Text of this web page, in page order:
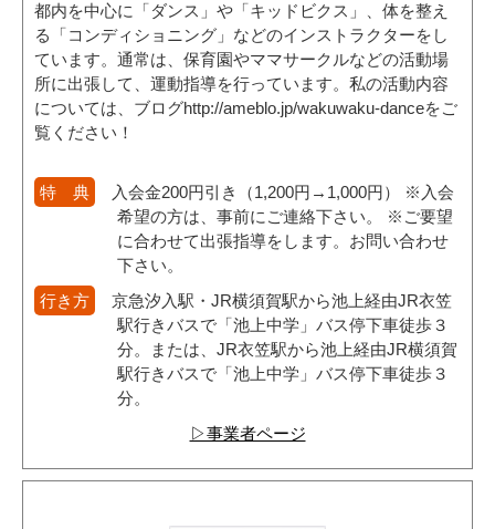
都内を中心に「ダンス」や「キッドビクス」、体を整え
る「コンディショニング」などのインストラクターをし
ています。通常は、保育園やママサークルなどの活動場
所に出張して、運動指導を行っています。私の活動内容
については、ブログhttp://ameblo.jp/wakuwaku-danceをご
覧ください！
特 典
入会金200円引き（1,200円→1,000円） ※入会
希望の方は、事前にご連絡下さい。 ※ご要望
に合わせて出張指導をします。お問い合わせ
下さい。
行き方
京急汐入駅・JR横須賀駅から池上経由JR衣笠
駅行きバスで「池上中学」バス停下車徒歩３
分。または、JR衣笠駅から池上経由JR横須賀
駅行きバスで「池上中学」バス停下車徒歩３
分。
▷事業者ページ